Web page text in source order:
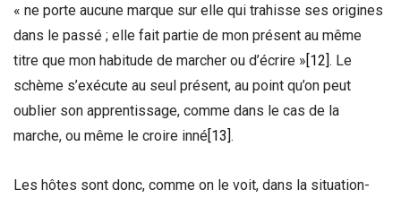
« ne porte aucune marque sur elle qui trahisse ses origines
dans le passé ; elle fait partie de mon présent au même
titre que mon habitude de marcher ou d’écrire »[12]. Le
schème s’exécute au seul présent, au point qu’on peut
oublier son apprentissage, comme dans le cas de la
marche, ou même le croire inné[13].
Les hôtes sont donc, comme on le voit, dans la situation-